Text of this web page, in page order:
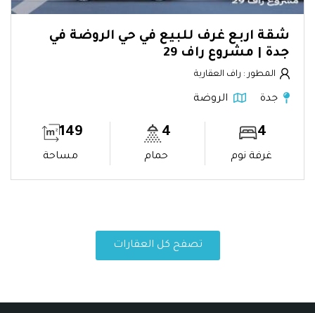
شقة اربع غرف للبيع في حي الروضة في
جدة | مشروع راف 29
المطور : راف العقارية
جدة الروضة
4
غرفة نوم
4
حمام
149
مساحة
تصفح كل العقارات